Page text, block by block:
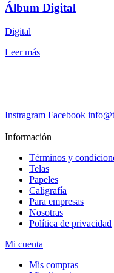
Álbum Digital
Digital
Leer más
Instragram Facebook
Información
Términos y
Telas
Papeles
Caligrafía
Para empresas
Nosotras
Política de privacidad
Mi cuenta
Mis compras